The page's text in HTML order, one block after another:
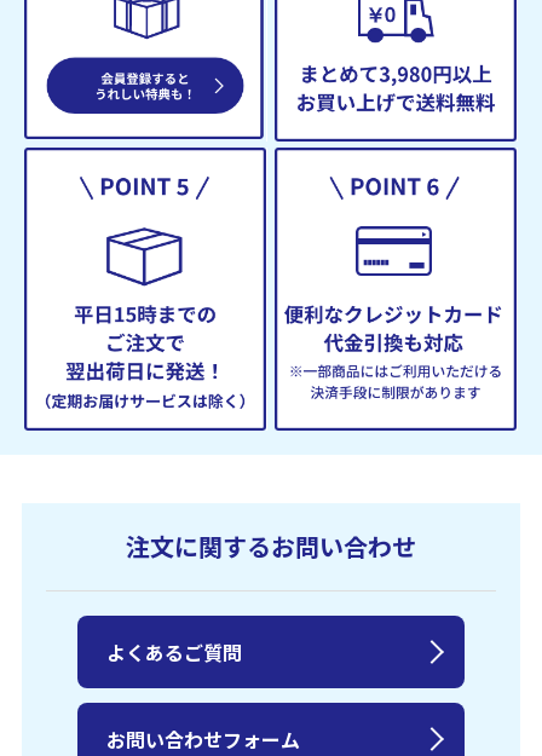
注文に関するお問い合わせ
よくあるご質問
お問い合わせフォーム